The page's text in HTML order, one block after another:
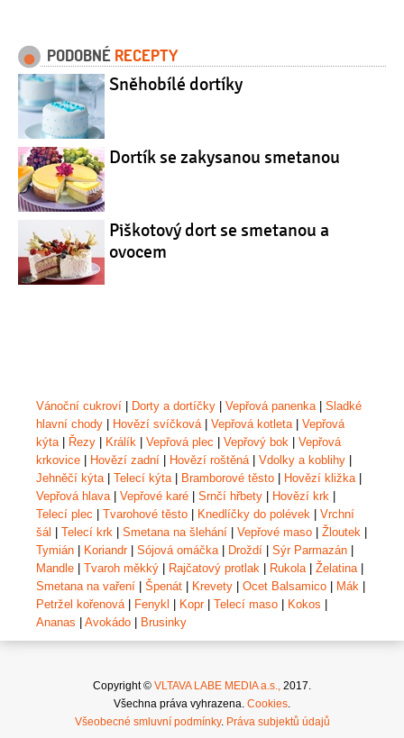
PODOBNÉ RECEPTY
Sněhobílé dortíky
Dortík se zakysanou smetanou
Piškotový dort se smetanou a
ovocem
Vánoční cukroví Dorty a dortíčky Vepřová panenka| Sladké
hlavní chody
Hovězí svíčková| Vepřová kotleta| Vepřová
kýta| Řezy Králík Vepřová plec Vepřový bok
Vepřová
krkovice
Hovězí zadní Hovězí roštěná| Vdolky a koblihy
Jehněčí kýta| Telecí kýta| Bramborové těsto Hovězí kližka|
Vepřová hlava| Vepřové karé Srnčí hřbety Hovězí krk
Telecí plec
Tvarohové těsto Knedlíčky do polévek
Vrchní
šál
Telecí krk Smetana na šlehání Vepřové maso Žloutek
Tymián
Koriandr| Sójová omáčka| Droždí Sýr Parmazán
Mandle
Tvaroh měkký Rajčatový protlak Rukola| Želatina|
Smetana na vaření
Špenát Krevety Ocet Balsamico Mák
Petržel kořenová| Fenykl Kopr| Telecí maso Kokos
Ananas
Avokádo Brusinky
Copyright © VLTAVA LABE MEDIA a.s., 2017.
Všechna práva vyhrazena. Cookies.
Všeobecné smluvní podmínky. Práva subjektů údajů